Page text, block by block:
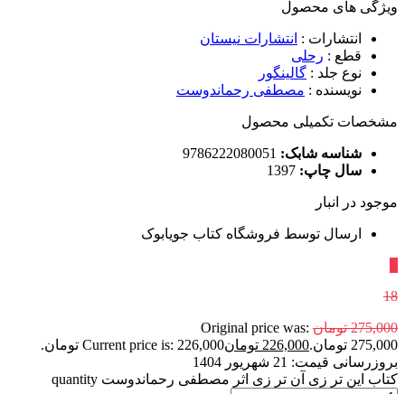
ویژگی های محصول
انتشارات : انتشارات نیستان
قطع : رحلی
نوع جلد : گالینگور
نویسنده : مصطفی رحماندوست
مشخصات تکمیلی محصول
شناسه شابک:
سال چاپ:
موجود در انبار
ارسال توسط فروشگاه کتاب جویابوک
18
275,000 تومان Original price was:
275,000 تومان.
226,000 تومانCurrent price is: 226,000 تومان.
بروزرسانی قیمت: 21 شهریور 1404
کتاب این تر زی آن تر زی اثر مصطفی رحماندوست quantity